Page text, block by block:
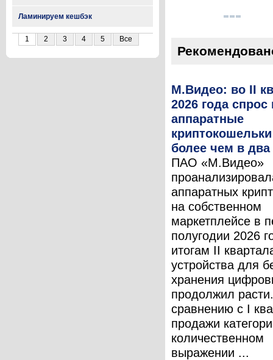
Ламинируем кешбэк
1 2 3 4 5 Все
М.Видео: во II
2026 года спрос
аппаратные
более чем в два
ПАО «М.Видео»
аппаратных
на собственном
маркетплейсе в
полугодии 2026
итогам II
устройства для
хранения
продолжил
сравнению с I
продажи
количественном
выражении ...